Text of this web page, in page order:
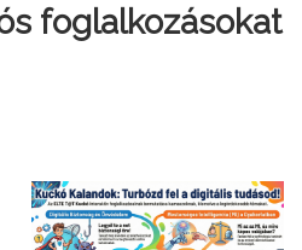
foglalkozásokat